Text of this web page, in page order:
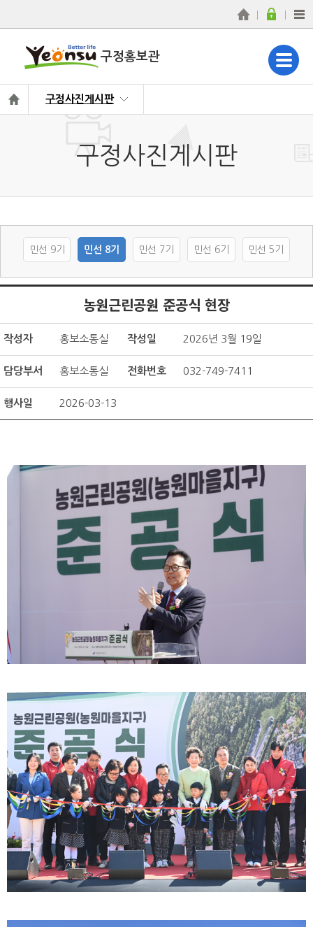
구정홍보관
구정사진게시판
구정사진게시판
민선 9기 민선 8기 민선 7기 민선 6기 민선 5기
농원근린공원 준공식 현장
작성자 홍보소통실 작성일 2026년 3월 19일
담당부서 홍보소통실 전화번호 032-749-7411
행사일 2026-03-13